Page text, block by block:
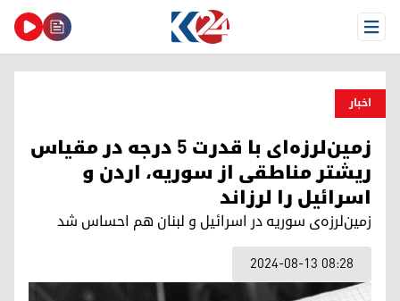
Open Menu
اخبار
زمین‌لرزه‌ای با قدرت ۵ درجه در مقیاس
ریشتر مناطقی از سوریه، اردن و
اسرائیل را لرزاند
زمین‌لرزه‌ی سوریه در اسرائیل و لبنان هم احساس شد
2024-08-13 08:28